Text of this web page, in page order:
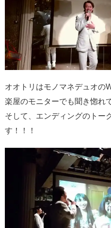
オオトリはモノマネデュオの
楽屋のモニターでも聞き惚れ
そして、エンディングのトー
す！！！